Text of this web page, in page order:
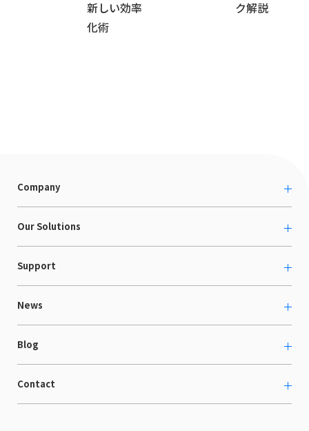
新しい効率
化術
ク解説
Company
About us
カルチャー
採用情報
Our Solutions
越境ECコンサルティング
Shopee支援
LaunchCart
海外向けホームページ制作
Support
お役立ち資料
セミナー情報
News
プレスリリース
イベント
ニュース
Blog
ECブログ
開発ブログ
Contact